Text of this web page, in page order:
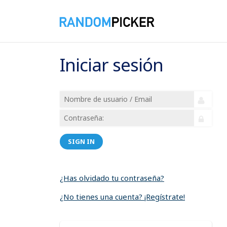
Iniciar sesión
SIGN IN
¿Has olvidado tu contraseña?
¿No tienes una cuenta? ¡Regístrate!